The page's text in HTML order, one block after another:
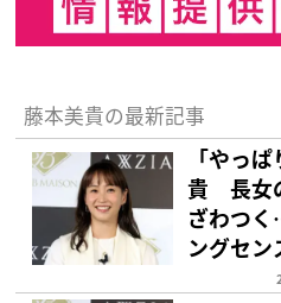
藤本美貴の最新記事
「やっ
貴 長女
ざわつ
ングセン